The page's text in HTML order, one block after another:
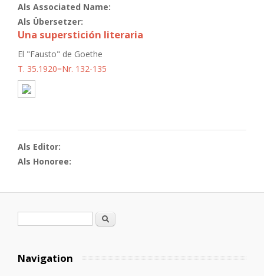
Als Associated Name:
Als Übersetzer:
Una superstición literaria
El "Fausto" de Goethe
T. 35.1920=Nr. 132-135
Als Editor:
Als Honoree:
Search
Navigation